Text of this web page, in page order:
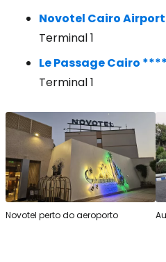
Novotel Cairo
Terminal 1
Le Passage Cairo
Terminal 1
Novotel perto do aeroporto